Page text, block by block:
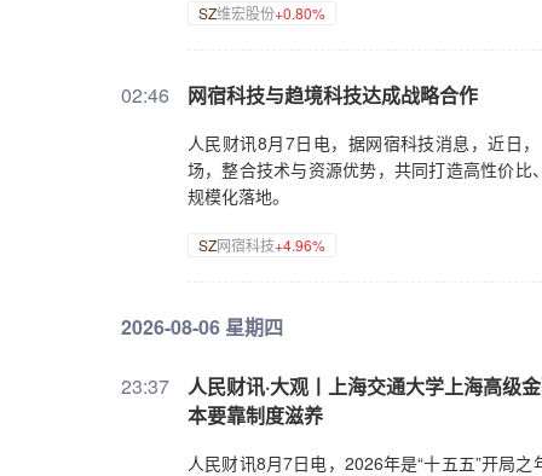
SZ维宏股份+0.80%
02:46 网宿科技与趋境科技达成战略合作
人民财讯8月7日电，据网宿科技消息，近日
场，整合技术与资源优势，共同打造高性价
规模化落地。
SZ网宿科技+4.96%
2026-08-06 星期四
23:37
人民财讯·大观丨上海交通大学上海高级
本要靠制度滋养
人民财讯8月7日电，2026年是“十五五”开局